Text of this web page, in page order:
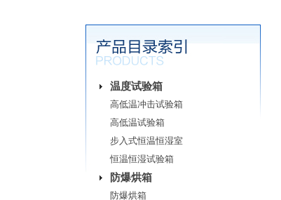
温度试验箱
高低温冲击试验箱
高低温试验箱
步入式恒温恒湿室
恒温恒湿试验箱
防爆烘箱
防爆烘箱